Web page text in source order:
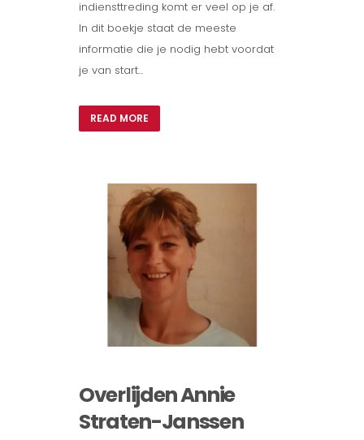
indiensttreding komt er veel op je af.
In dit boekje staat de meeste
informatie die je nodig hebt voordat
je van start...
READ MORE
Overlijden Annie
Straten-Janssen